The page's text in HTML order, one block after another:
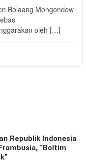
Bolaang Mongondow
oleh […]
Republik Indonesia
“Boltim